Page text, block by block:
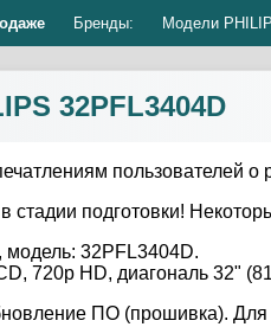
Бренды: Модели
32PFL3404D
пользователей о
стадии подготовки!
модель: 32PFL3404D.
720p HD, диагональ 32"
ПО (прошивка). Для